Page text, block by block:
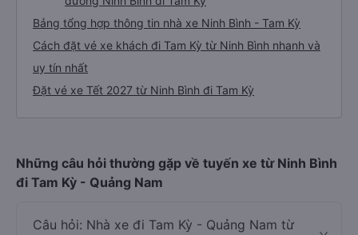
Bảng tổng hợp thông tin nhà xe Ninh Bình - Tam Kỳ
Cách đặt vé xe khách đi Tam Kỳ từ Ninh Bình nhanh và
uy tín nhất
Đặt vé xe Tết 2027 từ Ninh Bình đi Tam Kỳ
Những câu hỏi thường gặp về tuyến xe từ Ninh Bình
đi Tam Kỳ - Quảng Nam
Câu hỏi: Nhà xe đi Tam Kỳ - Quảng Nam từ